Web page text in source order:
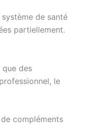
de santé
partiellement.
des
le
compléments